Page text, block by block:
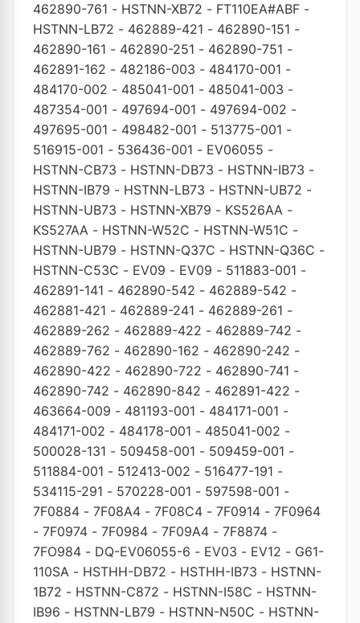
462890-761 - HSTNN-XB72 - FT110EA#ABF -
HSTNN-LB72 - 462889-421 - 462890-151 -
462890-161 - 462890-251 - 462890-751 -
462891-162 - 482186-003 - 484170-001 -
484170-002 - 485041-001 - 485041-003 -
487354-001 - 497694-001 - 497694-002 -
497695-001 - 498482-001 - 513775-001 -
516915-001 - 536436-001 - EV06055 -
HSTNN-CB73 - HSTNN-DB73 - HSTNN-IB73 -
HSTNN-IB79 - HSTNN-LB73 - HSTNN-UB72 -
HSTNN-UB73 - HSTNN-XB79 - KS526AA -
KS527AA - HSTNN-W52C - HSTNN-W51C -
HSTNN-UB79 - HSTNN-Q37C - HSTNN-Q36C -
HSTNN-C53C - EV09 - EV09 - 511883-001 -
462891-141 - 462890-542 - 462889-542 -
462881-421 - 462889-241 - 462889-261 -
462889-262 - 462889-422 - 462889-742 -
462889-762 - 462890-162 - 462890-242 -
462890-422 - 462890-722 - 462890-741 -
462890-742 - 462890-842 - 462891-422 -
463664-009 - 481193-001 - 484171-001 -
484171-002 - 484178-001 - 485041-002 -
500028-131 - 509458-001 - 509459-001 -
511884-001 - 512413-002 - 516477-191 -
534115-291 - 570228-001 - 597598-001 -
7F0884 - 7F08A4 - 7F08C4 - 7F0914 - 7F0964
- 7F0974 - 7F0984 - 7F09A4 - 7F8874 -
7FO984 - DQ-EV06055-6 - EV03 - EV12 - G61-
110SA - HSTHH-DB72 - HSTHH-IB73 - HSTNN-
1B72 - HSTNN-C872 - HSTNN-I58C - HSTNN-
IB96 - HSTNN-LB79 - HSTNN-N50C - HSTNN-